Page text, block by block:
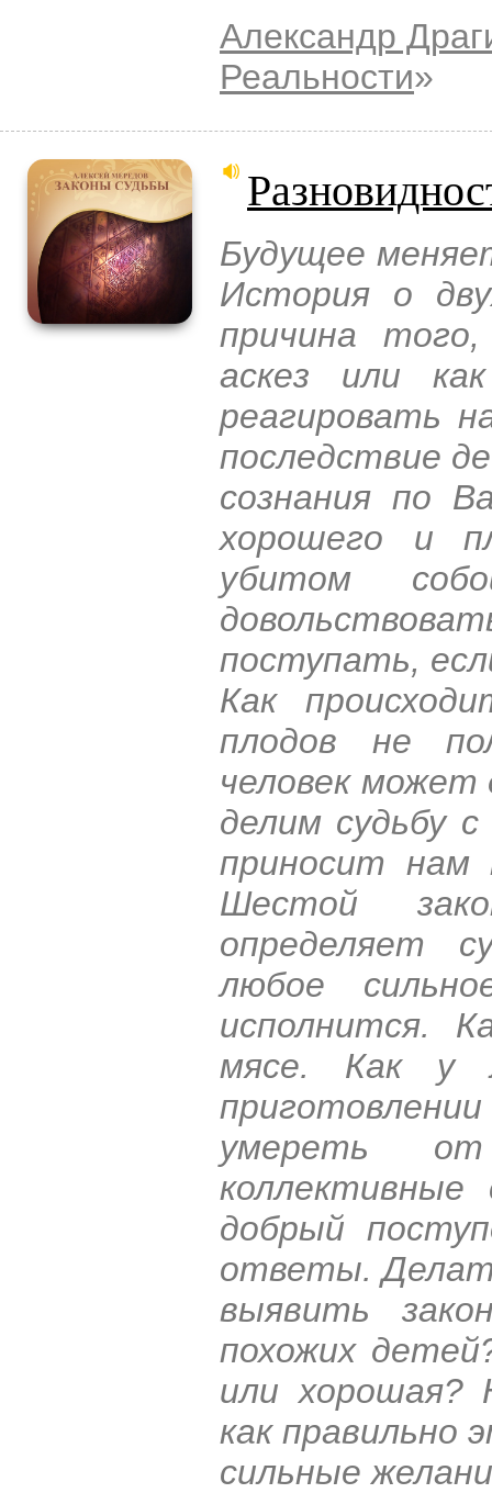
Александр
Реальности»
Будущее
История о
причина
аскез или
реагировать
последствие
сознания по
хорошего и
убитом
поступать,
Как
плодов не
человек
делим судьбу
приносит нам
Шестой
определяет
любое
исполнится.
мясе. Как у
умереть
добрый
ответы.
выявить
похожих
или хорошая?
как правильно
сильные